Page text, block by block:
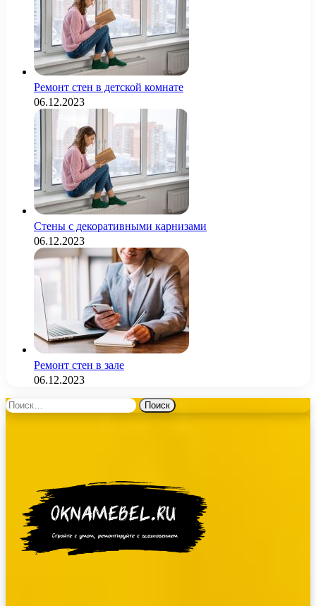
Ремонт стен в детской комнате
06.12.2023
Стены с декоративными карнизами
06.12.2023
Ремонт стен в зале
06.12.2023
Найти: